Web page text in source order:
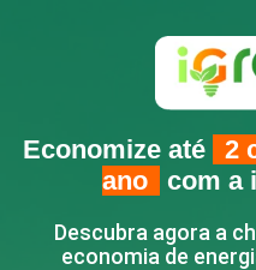
Economize até
2
ano
com a
Descubra agora a
economia de